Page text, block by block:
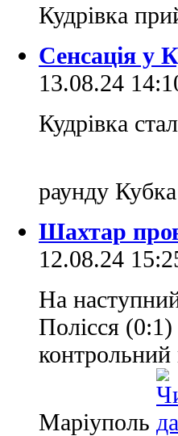
Кудрівка
Сенсація у
13.08.24
Кудрівка
раунду
Шахтар
12.08.24
На
Полісся (0:1)
Маріуполь